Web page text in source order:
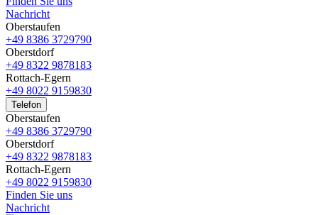
Nachricht
Oberstaufen
+49 8386 3729790
Oberstdorf
+49 8322 9878183
Rottach-Egern
+49 8022 9159830
Telefon
Oberstaufen
+49 8386 3729790
Oberstdorf
+49 8322 9878183
Rottach-Egern
+49 8022 9159830
Finden Sie uns
Nachricht